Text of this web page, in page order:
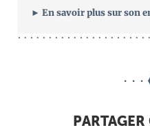
► En savoir plus sur son